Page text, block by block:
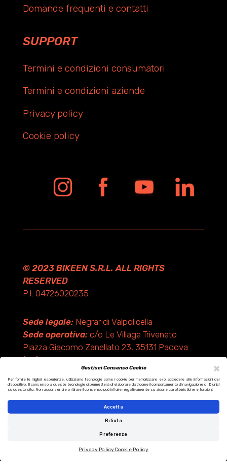
×
Gestisci Consenso Cookie
Per fornire le migliori esperienze, utilizziamo tecnologie come i cookie per memorizzare e/o accedere alle informazioni del
dispositivo. Il consenso a queste tecnologie ci permetterà di elaborare dati come il comportamento di navigazione o ID unici
su questo sito. Non acconsentire o ritirare il consenso può influire negativamente su alcune caratteristiche e funzioni.
Accetta
Rifiuta
Preferenze
Privacy PolicyCookie Policy
Domande frequenti e contatti
SUPPORT
Termini e condizioni consumatori
Termini e condizioni aziende
Privacy policy
Cookie policy
© 2023 BIKEEN S.R.L. ALL RIGHTS
RESERVED
P.I. 04726020235
Sede legale:Negrar di Valpolicella
Sede operativa:c/o Le Village Triveneto
Piazza Giacomo Zanellato 23, 35131 Padova
(PD)
Design by KF ADV
Development by Italix.net